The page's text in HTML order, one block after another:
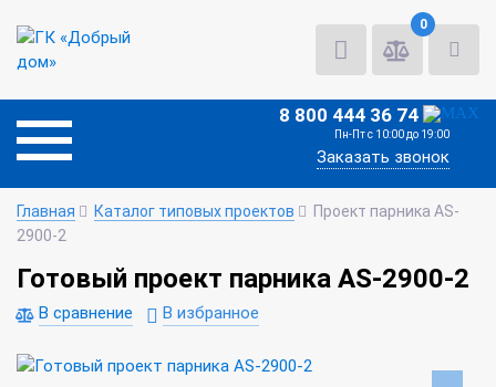
0
8 800 444 36 74
Пн-Пт с 10:00 до 19:00
Заказать звонок
Главная Каталог типовых проектов
Проект парника AS-
2900-2
Готовый проект парника AS-2900-2
В сравнение В избранное